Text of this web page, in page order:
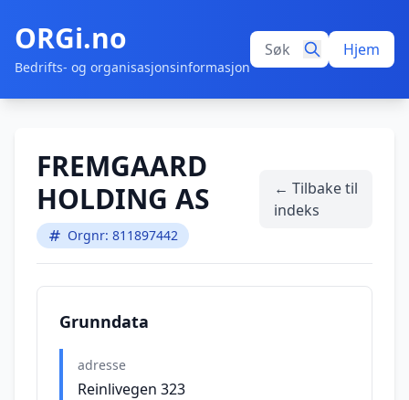
ORGi.no
Bedrifts- og organisasjonsinformasjon
Hjem
FREMGAARD
HOLDING AS
Orgnr: 811897442
← Tilbake til
indeks
Grunndata
adresse
Reinlivegen 323